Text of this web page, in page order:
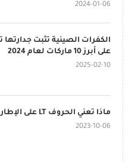
2024-01-06
الكفرات الصينية تثبت
على أبرز 10 ماركات لعام 2024
2025-02-10
ماذا تعني الحروف LT على الإطارات؟
2023-10-06